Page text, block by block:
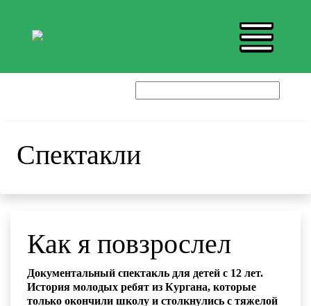
Спектакли
Как я повзрослел
Документальный спектакль для детей с 12 лет.
История молодых ребят из Кургана, которые
только окончили школу и столкнулись с тяжелой